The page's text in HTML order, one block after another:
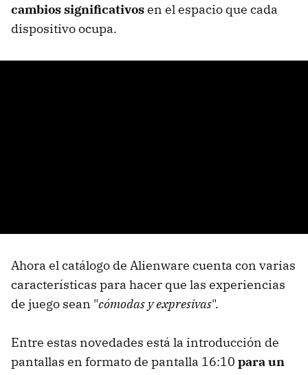
cambios significativosen el espacio que cada
dispositivo ocupa.
Ahora el catálogo de Alienware cuenta con varias
características para hacer que las experiencias
de juego sean "cómodas y expresivas".
Entre estas novedades está la introducción de
pantallas en formato de pantalla 16:10 para un